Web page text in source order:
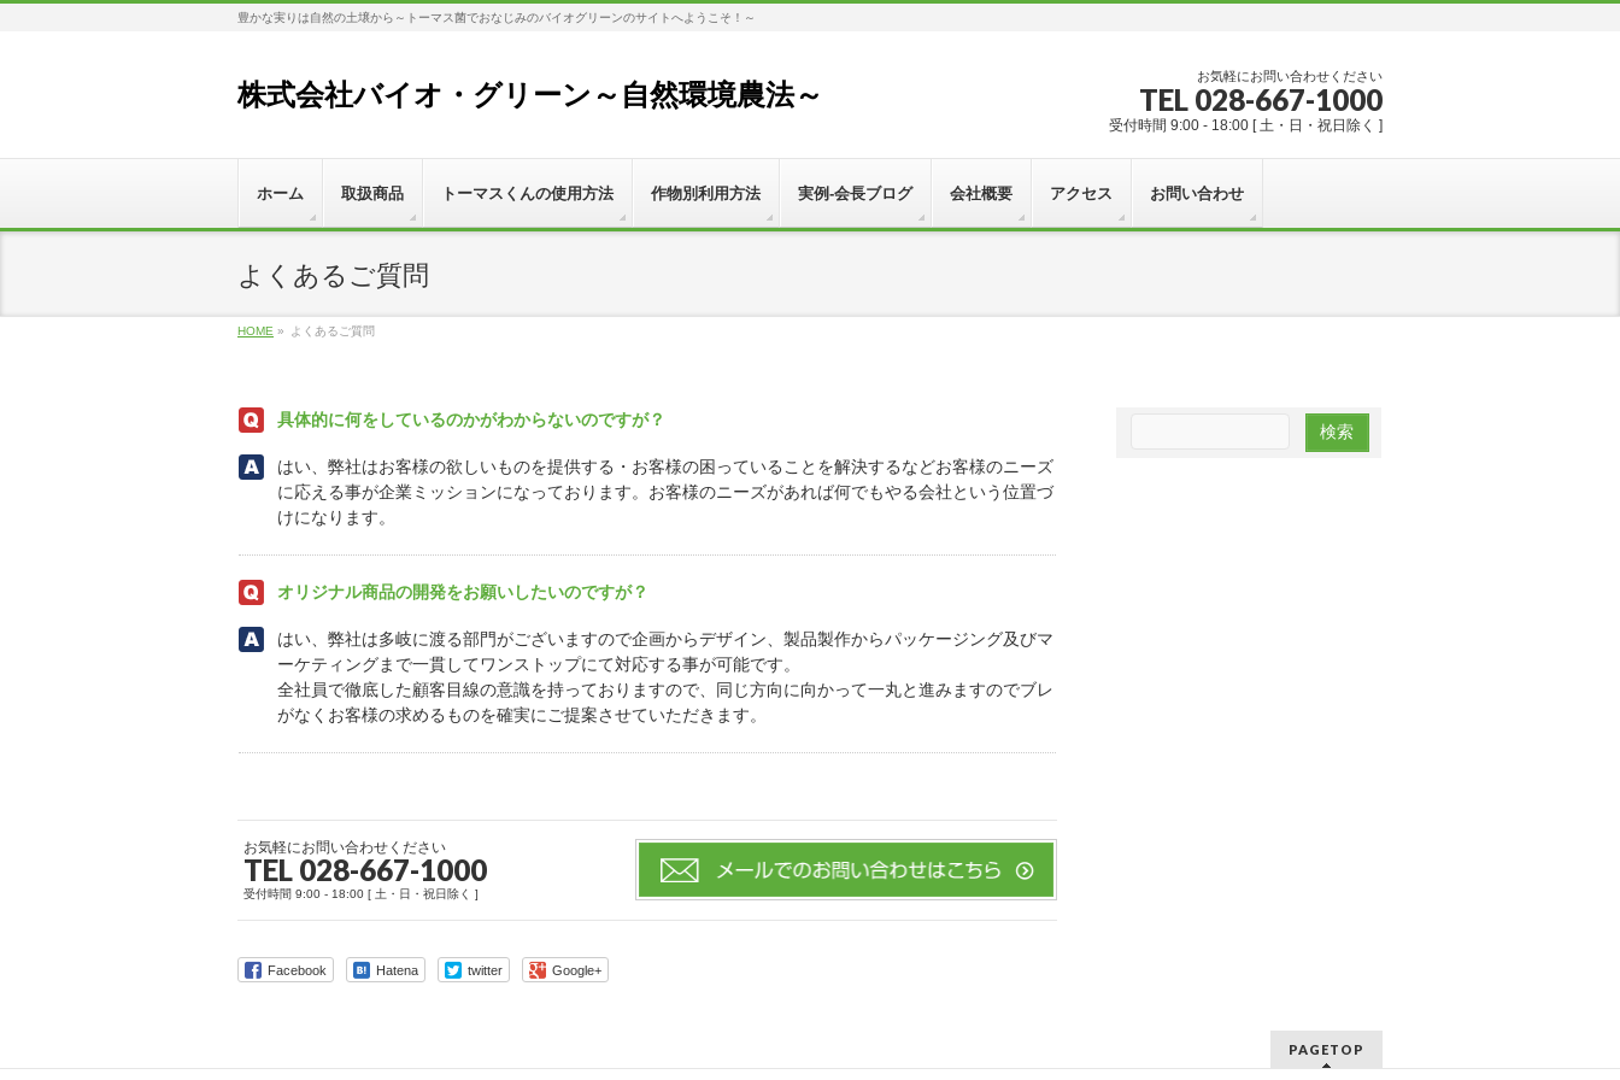
豊かな実りは自然の土壌から～トーマス菌でおなじみのバイオグリーンのサイトへようこそ！～
株式会社バイオ・グリーン～自然環境農法～
お気軽にお問い合わせください
TEL 028-667-1000
受付時間 9:00 - 18:00 [ 土・日・祝日除く ]
ホーム 取扱商品 トーマスくんの使用方法 作物別利用方法 実例-会長ブログ 会社概要 アクセス お問い合わせ
よくあるご質問
HOME » よくあるご質問
具体的に何をしているのかがわからないのですが？
はい、弊社はお客様の欲しいものを提供する・お客様の困っていることを解決するなどお客様のニーズ
に応える事が企業ミッションになっております。お客様のニーズがあれば何でもやる会社という位置づ
けになります。
オリジナル商品の開発をお願いしたいのですが？
はい、弊社は多岐に渡る部門がございますので企画からデザイン、製品製作からパッケージング及びマ
ーケティングまで一貫してワンストップにて対応する事が可能です。
全社員で徹底した顧客目線の意識を持っておりますので、同じ方向に向かって一丸と進みますのでブレ
がなくお客様の求めるものを確実にご提案させていただきます。
お気軽にお問い合わせください
TEL 028-667-1000
受付時間 9:00 - 18:00 [ 土・日・祝日除く ]
Facebook Hatena twitter Google+
PAGETOP